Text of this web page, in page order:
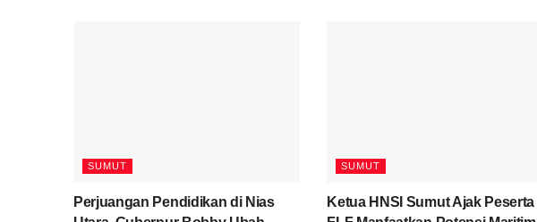
SUMUT
Perjuangan Pendidikan di Nias
SUMUT
Ketua HNSI Sumut Ajak Peserta